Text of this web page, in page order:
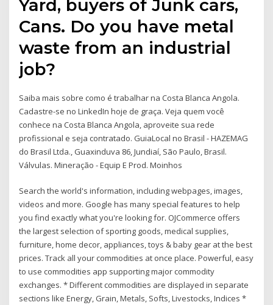
Yard, buyers of Junk cars,
Cans. Do you have metal
waste from an industrial
job?
Saiba mais sobre como é trabalhar na Costa Blanca Angola.
Cadastre-se no LinkedIn hoje de graça. Veja quem você
conhece na Costa Blanca Angola, aproveite sua rede
profissional e seja contratado. GuiaLocal no Brasil - HAZEMAG
do Brasil Ltda., Guaxinduva 86, Jundiaí, São Paulo, Brasil.
Válvulas. Mineração - Equip E Prod. Moinhos
Search the world's information, including webpages, images,
videos and more. Google has many special features to help
you find exactly what you're looking for. OJCommerce offers
the largest selection of sporting goods, medical supplies,
furniture, home decor, appliances, toys & baby gear at the best
prices. Track all your commodities at once place. Powerful, easy
to use commodities app supporting major commodity
exchanges. * Different commodities are displayed in separate
sections like Energy, Grain, Metals, Softs, Livestocks, Indices *